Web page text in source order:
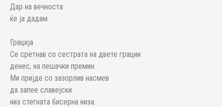
Дар на вечноста
ќе ја дадам.
Грација
Се сретнав со сестрата на двете грации
денес, на пешачки премин.
Ми пријде со зазорлив насмев
да запее славејски
низ стегната бисерна низа.